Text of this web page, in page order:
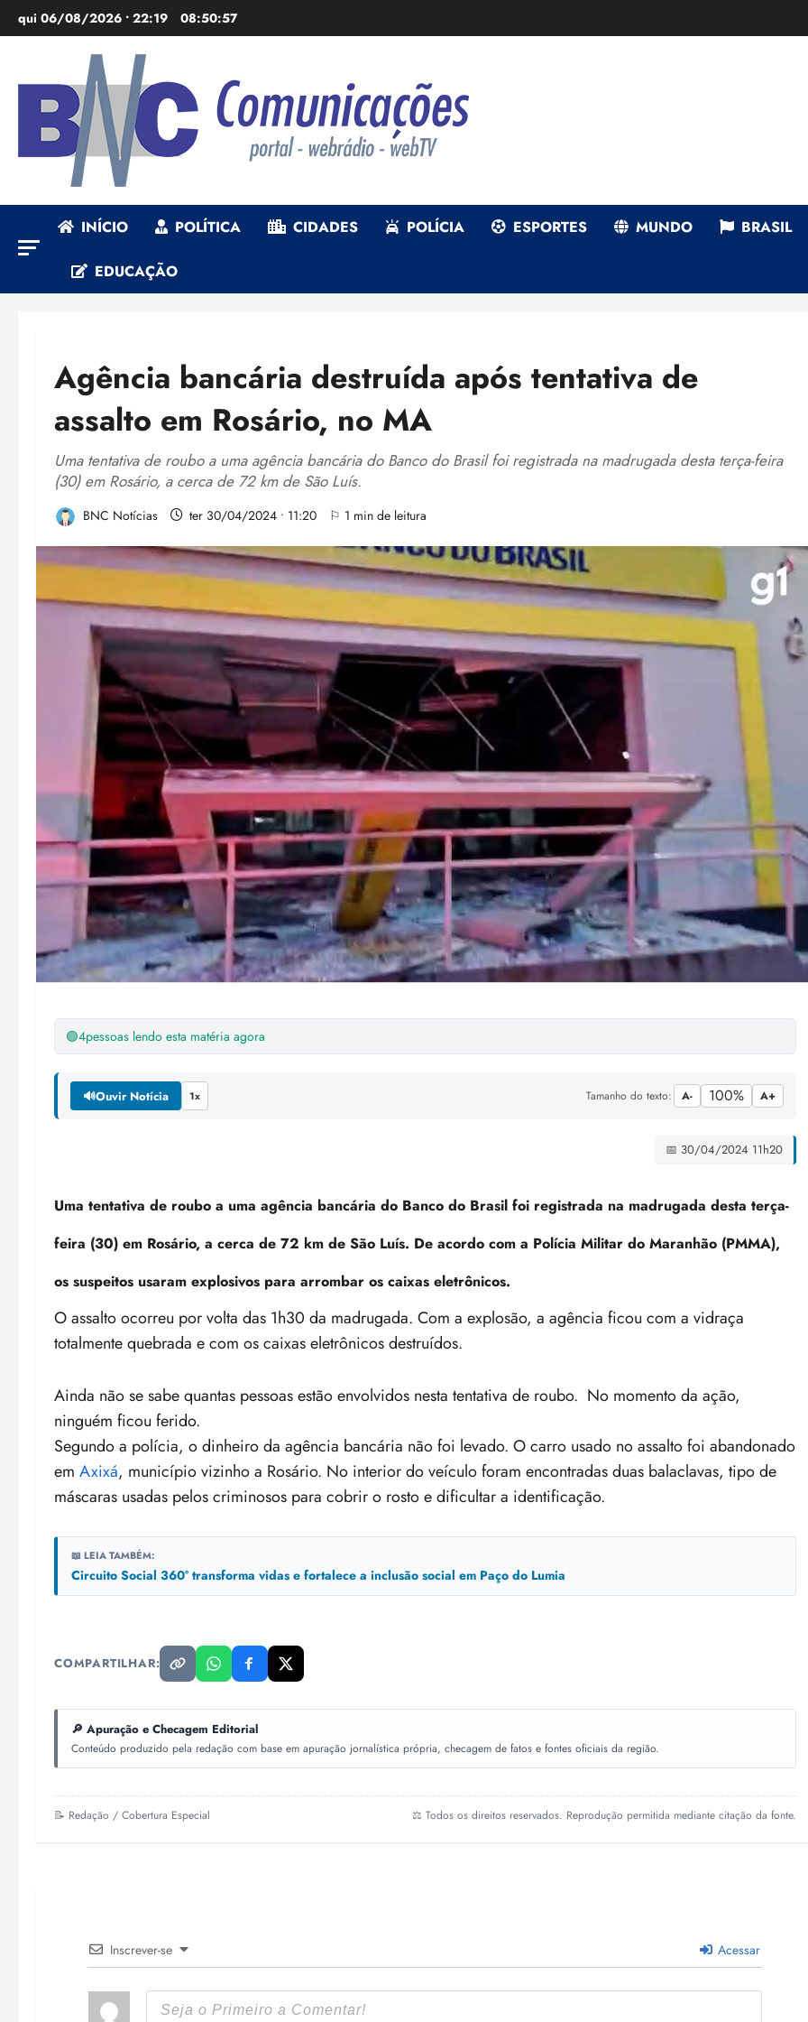
para
qui 06/08/2026 • 22:19 08:50:59
INÍCIO POLÍTICA CIDADES POLÍCIA ESPORTES MUNDO BRASIL
EDUCAÇÃO
Agência bancária destruída após tentativa de
assalto em Rosário, no MA
Uma tentativa de roubo a uma agência bancária do Banco do Brasil foi registrada na madrugada desta terça-feira
(30) em Rosário, a cerca de 72 km de São Luís.
BNC Notícias ter 30/04/2024 • 11:20 ⚐ 1 min de leitura
🟢4pessoas lendo esta matéria agora
🔊Ouvir Notícia 1x Tamanho do texto: A- 100% A+
📅 30/04/2024 11h20
Uma tentativa de roubo a uma agência bancária do Banco do Brasil foi registrada na madrugada desta terça-
feira (30) em Rosário, a cerca de 72 km de São Luís. De acordo com a Polícia Militar do Maranhão (PMMA),
os suspeitos usaram explosivos para arrombar os caixas eletrônicos.
O assalto ocorreu por volta das 1h30 da madrugada. Com a explosão, a agência ficou com a vidraça
totalmente quebrada e com os caixas eletrônicos destruídos.
Ainda não se sabe quantas pessoas estão envolvidos nesta tentativa de roubo. No momento da ação,
ninguém ficou ferido.
Segundo a polícia, o dinheiro da agência bancária não foi levado. O carro usado no assalto foi abandonado
em Axixá, município vizinho a Rosário. No interior do veículo foram encontradas duas balaclavas, tipo de
máscaras usadas pelos criminosos para cobrir o rosto e dificultar a identificação.
📖 LEIA TAMBÉM:
Circuito Social 360° transforma vidas e fortalece a inclusão social em Paço do Lumia
COMPARTILHAR:
🔎 Apuração e Checagem Editorial
Conteúdo produzido pela redação com base em apuração jornalística própria, checagem de fatos e fontes oficiais da região.
📝 Redação / Cobertura Especial ⚖️ Todos os direitos reservados. Reprodução permitida mediante citação da fonte.
Inscrever-se Acessar